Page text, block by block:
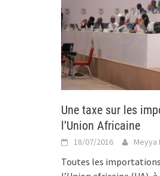
Une taxe sur les
l’Union Africaine
18/07/2016 Meyya
Toutes les